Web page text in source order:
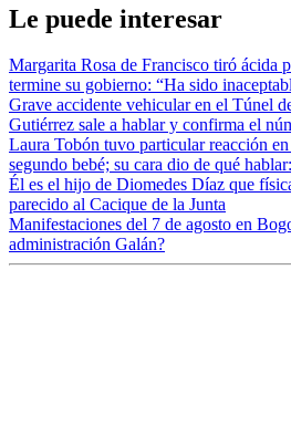
Le puede interesar
Margarita Rosa de Francisco tiró ácida
termine su gobierno: “Ha sido
Grave accidente vehicular en el Túnel
Gutiérrez sale a hablar y confirma el
Laura Tobón tuvo particular reacción
segundo bebé; su cara dio de qué
Él es el hijo de Diomedes Díaz que
parecido al Cacique de la Junta
Manifestaciones del 7 de agosto en
administración Galán?